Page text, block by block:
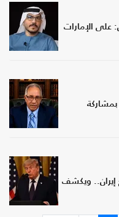
على الإمارات
إيران.. ويكشف